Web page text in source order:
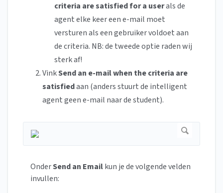
criteria are satisfied for a userals de
agent elke keer een e-mail moet
versturen als een gebruiker voldoet aan
de criteria. NB: de tweede optie raden wij
sterk af!
VinkSend an e-mail when the criteria are
satisfiedaan (anders stuurt de intelligent
agent geen e-mail naar de student).
OnderSend an Emailkun je de volgende velden
invullen: